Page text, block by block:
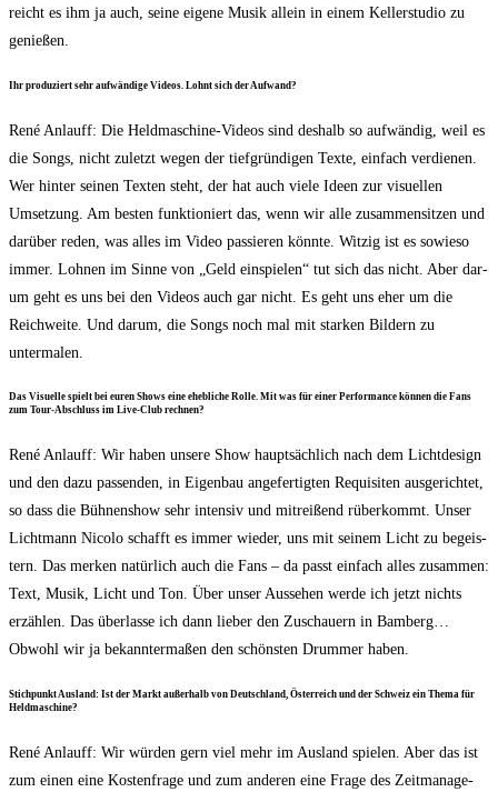
reicht es ihm ja auch, sei­ne eige­ne Musik allein in einem Kel­ler­stu­dio zu
genießen.
Ihr pro­du­ziert sehr auf­wän­di­ge Vide­os. Lohnt sich der Aufwand?
René Anlauff: Die Held­ma­schi­ne-Vide­os sind des­halb so auf­wän­dig, weil es
die Songs, nicht zuletzt wegen der tief­grün­di­gen Tex­te, ein­fach ver­die­nen.
Wer hin­ter sei­nen Tex­ten steht, der hat auch vie­le Ideen zur visu­el­len
Umset­zung. Am bes­ten funk­tio­niert das, wenn wir alle zusam­men­sit­zen und
dar­über reden, was alles im Video pas­sie­ren könn­te. Wit­zig ist es sowie­so
immer. Loh­nen im Sin­ne von „Geld ein­spie­len“ tut sich das nicht. Aber dar­
um geht es uns bei den Vide­os auch gar nicht. Es geht uns eher um die
Reich­wei­te. Und dar­um, die Songs noch mal mit star­ken Bil­dern zu
untermalen.
Das Visu­el­le spielt bei euren Shows eine eheb­li­che Rol­le. Mit was für einer Per­for­mance kön­nen die Fans
zum Tour-Abschluss im Live-Club rechnen?
René Anlauff: Wir haben unse­re Show haupt­säch­lich nach dem Licht­de­sign
und den dazu pas­sen­den, in Eigen­bau ange­fer­tig­ten Requi­si­ten aus­ge­rich­tet,
so dass die Büh­nen­show sehr inten­siv und mit­rei­ßend rüber­kommt. Unser
Licht­mann Nico­lo schafft es immer wie­der, uns mit sei­nem Licht zu begeis­
tern. Das mer­ken natür­lich auch die Fans – da passt ein­fach alles zusam­men:
Text, Musik, Licht und Ton. Über unser Aus­se­hen wer­de ich jetzt nichts
erzäh­len. Das über­las­se ich dann lie­ber den Zuschau­ern in Bam­berg…
Obwohl wir ja bekann­ter­ma­ßen den schöns­ten Drum­mer haben.
Stich­punkt Aus­land: Ist der Markt außer­halb von Deutsch­land, Öster­reich und der Schweiz ein The­ma für
Heldmaschine?
René Anlauff: Wir wür­den gern viel mehr im Aus­land spie­len. Aber das ist
zum einen eine Kos­ten­fra­ge und zum ande­ren eine Fra­ge des Zeit­ma­nage­